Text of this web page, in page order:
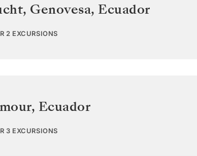
Genovesa, Ecuador
2 EXCURSIONS
, Ecuador
3 EXCURSIONS